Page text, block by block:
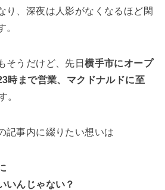
り、深夜は人影がなくなるほど閑
。
そうだけど、先日横手市にオープ
時まで営業、マクドナルドに至
。
記事内に綴りたい想いは
いんじゃない？